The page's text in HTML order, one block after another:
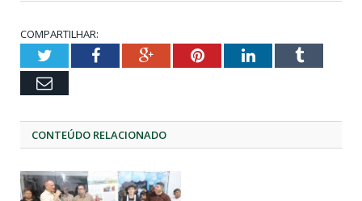
COMPARTILHAR:
TwitterFacebookGoogle+PinterestLinkedInTumblr
Email
CONTEÚDO RELACIONADO